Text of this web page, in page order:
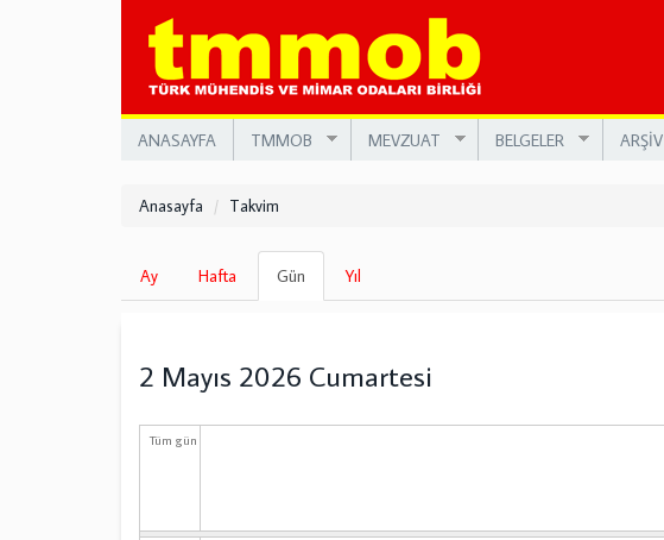
ANASAYFA TMMOB MEVZUAT BELGELER ARŞİV
Anasayfa Takvim
Birincil
sekmeler
Ay Hafta Gün
sekme)
Yıl
2 Mayıs 2026 Cumartesi
Tüm gün